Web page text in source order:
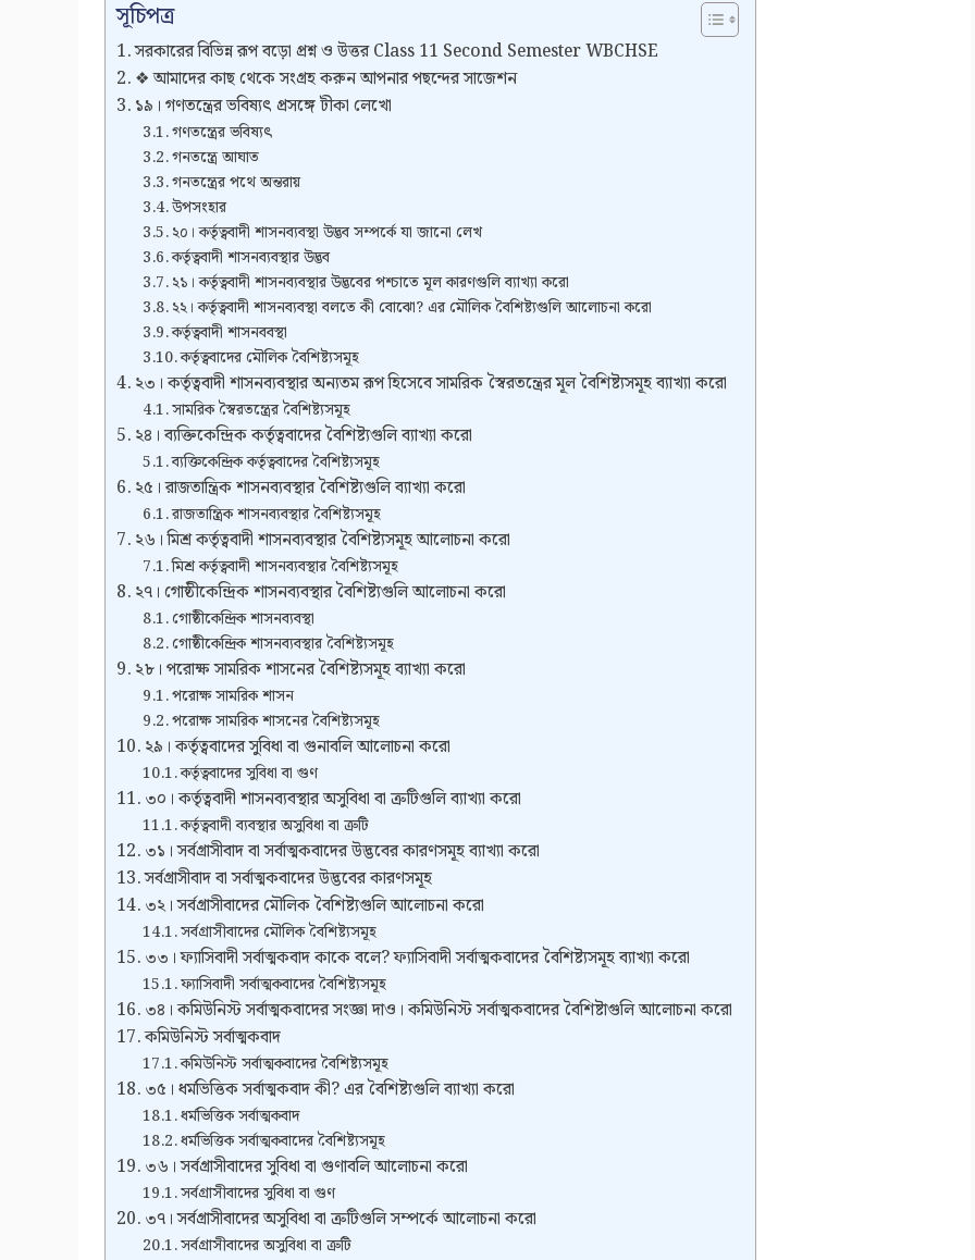
সূচিপত্র
সরকারের বিভিন্ন রূপ বড়ো প্রশ্ন ও উত্তর Class 11 Second Semester WBCHSE
❖ আমাদের কাছ থেকে সংগ্রহ করুন আপনার পছন্দের সাজেশন
১৯। গণতন্ত্রের ভবিষ্যৎ প্রসঙ্গে টীকা লেখো
গণতন্ত্রের ভবিষ্যৎ
গনতন্ত্রে আঘাত
গনতন্ত্রের পথে অন্তরায়
উপসংহার
২০। কর্তৃত্ববাদী শাসনব্যবস্থা উদ্ভব সম্পর্কে যা জানো লেখ
কর্তৃত্ববাদী শাসনব্যবস্থার উদ্ভব
২১। কর্তৃত্ববাদী শাসনব্যবস্থার উদ্ভবের পশ্চাতে মূল কারণগুলি ব্যাখ্যা করো
২২। কর্তৃত্ববাদী শাসনব্যবস্থা বলতে কী বোঝো? এর মৌলিক বৈশিষ্ট্যগুলি আলোচনা করো
কর্তৃত্ববাদী শাসনববস্থা
কর্তৃত্ববাদের মৌলিক বৈশিষ্ট্যসমূহ
২৩। কর্তৃত্ববাদী শাসনব্যবস্থার অন্যতম রূপ হিসেবে সামরিক স্বৈরতন্ত্রের মূল বৈশিষ্ট্যসমূহ ব্যাখ্যা করো
সামরিক স্বৈরতন্ত্রের বৈশিষ্ট্যসমূহ
২৪। ব্যক্তিকেন্দ্রিক কর্তৃত্ববাদের বৈশিষ্ট্যগুলি ব্যাখ্যা করো
ব্যক্তিকেন্দ্রিক কর্তৃত্ববাদের বৈশিষ্ট্যসমূহ
২৫। রাজতান্ত্রিক শাসনব্যবস্থার বৈশিষ্ট্যগুলি ব্যাখ্যা করো
রাজতান্ত্রিক শাসনব্যবস্থার বৈশিষ্ট্যসমূহ
২৬। মিশ্র কর্তৃত্ববাদী শাসনব্যবস্থার বৈশিষ্ট্যসমূহ আলোচনা করো
মিশ্র কর্তৃত্ববাদী শাসনব্যবস্থার বৈশিষ্ট্যসমূহ
২৭। গোষ্ঠীকেন্দ্রিক শাসনব্যবস্থার বৈশিষ্ট্যগুলি আলোচনা করো
গোষ্ঠীকেন্দ্রিক শাসনব্যবস্থা
গোষ্ঠীকেন্দ্রিক শাসনব্যবস্থার বৈশিষ্ট্যসমূহ
২৮। পরোক্ষ সামরিক শাসনের বৈশিষ্ট্যসমূহ ব্যাখ্যা করো
পরোক্ষ সামরিক শাসন
পরোক্ষ সামরিক শাসনের বৈশিষ্ট্যসমূহ
২৯। কর্তৃত্ববাদের সুবিধা বা গুনাবলি আলোচনা করো
কর্তৃত্ববাদের সুবিধা বা গুণ
৩০। কর্তৃত্ববাদী শাসনব্যবস্থার অসুবিধা বা ত্রুটিগুলি ব্যাখ্যা করো
কর্তৃত্ববাদী ব্যবস্থার অসুবিধা বা ত্রুটি
৩১। সর্বগ্রাসীবাদ বা সর্বাত্মকবাদের উদ্ভবের কারণসমূহ ব্যাখ্যা করো
সর্বগ্রাসীবাদ বা সর্বাত্মকবাদের উদ্ভবের কারণসমূহ
৩২। সর্বগ্রাসীবাদের মৌলিক বৈশিষ্ট্যগুলি আলোচনা করো
সর্বগ্রাসীবাদের মৌলিক বৈশিষ্ট্যসমূহ
৩৩। ফ্যাসিবাদী সর্বাত্মকবাদ কাকে বলে? ফ্যাসিবাদী সর্বাত্মকবাদের বৈশিষ্ট্যসমূহ ব্যাখ্যা করো
ফ্যাসিবাদী সর্বাত্মকবাদের বৈশিষ্ট্যসমূহ
৩৪। কমিউনিস্ট সর্বাত্মকবাদের সংজ্ঞা দাও। কমিউনিস্ট সর্বাত্মকবাদের বৈশিষ্টাগুলি আলোচনা করো
কমিউনিস্ট সর্বাত্মকবাদ
কমিউনিস্ট সর্বাত্মকবাদের বৈশিষ্ট্যসমূহ
৩৫। ধর্মভিত্তিক সর্বাত্মকবাদ কী? এর বৈশিষ্ট্যগুলি ব্যাখ্যা করো
ধর্মভিত্তিক সর্বাত্মকবাদ
ধর্মভিত্তিক সর্বাত্মকবাদের বৈশিষ্ট্যসমূহ
৩৬। সর্বগ্রাসীবাদের সুবিধা বা গুণাবলি আলোচনা করো
সর্বগ্রাসীবাদের সুবিধা বা গুণ
৩৭। সর্বগ্রাসীবাদের অসুবিধা বা ত্রুটিগুলি সম্পর্কে আলোচনা করো
সর্বগ্রাসীবাদের অসুবিধা বা ত্রুটি